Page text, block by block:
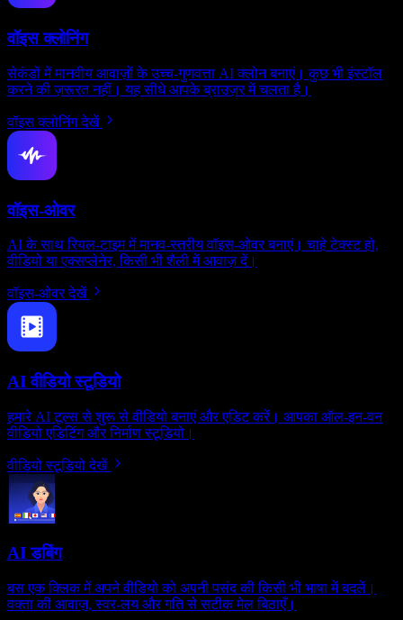
वॉइस क्लोनिंग
सेकंडों में मानवीय आवाज़ों के उच्च-गुणवत्ता AI क्लोन बनाएं। कुछ भी इंस्टॉल
करने की ज़रूरत नहीं। यह सीधे आपके ब्राउज़र में चलता है।
वॉइस क्लोनिंग देखें
वॉइस-ओवर
AI के साथ रियल-टाइम में मानव-स्तरीय वॉइस-ओवर बनाएं। चाहे टेक्स्ट हो,
वीडियो या एक्सप्लेनेर, किसी भी शैली में आवाज़ दें।
वॉइस-ओवर देखें
AI वीडियो स्टूडियो
हमारे AI टूल्स से शुरू से वीडियो बनाएं और एडिट करें। आपका ऑल-इन-वन
वीडियो एडिटिंग और निर्माण स्टूडियो।
वीडियो स्टूडियो देखें
AI डबिंग
बस एक क्लिक में अपने वीडियो को अपनी पसंद की किसी भी भाषा में बदलें।
वक्ता की आवाज़, स्वर-लय और गति से सटीक मेल बिठाएँ।